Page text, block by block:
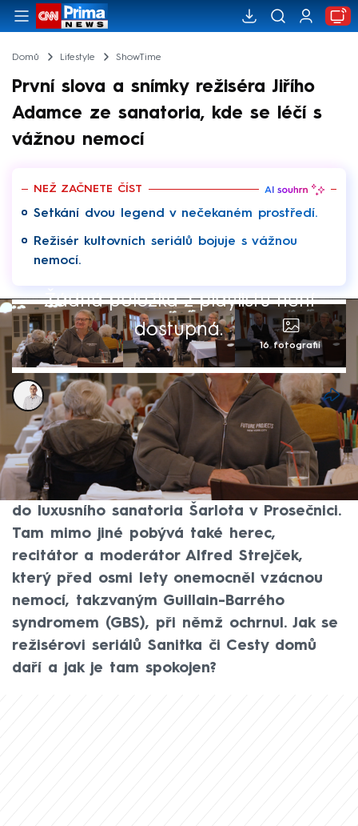
Domů Lifestyle ShowTime
První slova a snímky režiséra Jiřího
Adamce ze sanatoria, kde se léčí s
vážnou nemocí
NEŽ ZAČNETE ČÍST
Setkání dvou legend v nečekaném prostředí.
Režisér kultovních seriálů bojuje s vážnou
nemocí.
Žádná položka z playlistu není
dostupná.
16 fotografií
David Laštovka
28. lis 2025, 05:46
Režisér Jiří Adamec, který bojuje s
Alzheimerovou chorobou, byl kvůli
zhoršujícímu se zdravotnímu stavu umístěn
do luxusního sanatoria Šarlota v Prosečnici.
Tam mimo jiné pobývá také herec,
recitátor a moderátor Alfred Strejček,
který před osmi lety onemocněl vzácnou
nemocí, takzvaným Guillain-Barrého
syndromem (GBS), při němž ochrnul. Jak se
režisérovi seriálů Sanitka či Cesty domů
daří a jak je tam spokojen?